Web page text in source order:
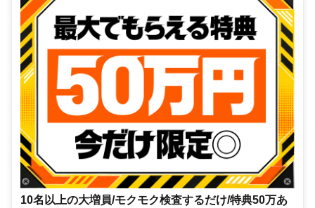
10名以上の大増員/モクモク検査するだけ/特典50万あ